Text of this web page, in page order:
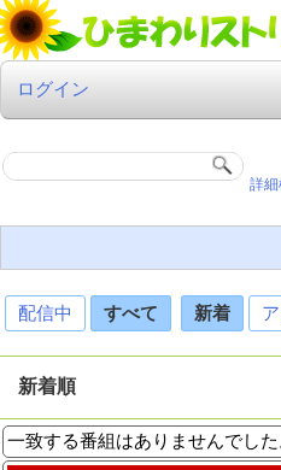
ログイン
詳
配信中 すべて 新着
新着順
一致する番組はありませんでした